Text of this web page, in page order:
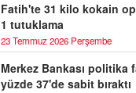
Fatih'te 31 kilo kokain
1 tutuklama
23 Temmuz 2026 Perşembe
Merkez Bankası politika
yüzde 37'de sabit bıraktı